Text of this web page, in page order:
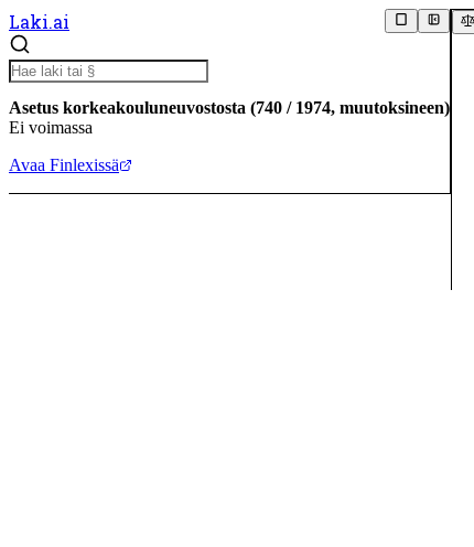
Laki.ai
Asetus korkeakouluneuvostosta (740 / 1974, muutoksineen)
Ei voimassa
Avaa Finlexissä